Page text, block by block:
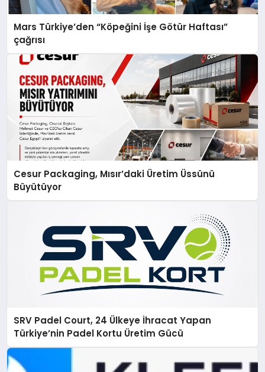
Mars Türkiye’den “Köpeğini İşe Götür Haftası”
çağrısı
Cesur Packaging, Mısır’daki Üretim Üssünü
Büyütüyor
SRV Padel Court, 24 Ülkeye İhracat Yapan
Türkiye’nin Padel Kortu Üretim Gücü